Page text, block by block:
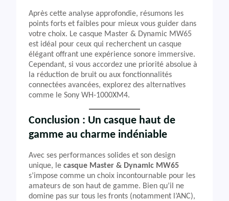
Après cette analyse approfondie, résumons les
points forts et faibles pour mieux vous guider dans
votre choix. Le casque Master & Dynamic MW65
est idéal pour ceux qui recherchent un casque
élégant offrant une expérience sonore immersive.
Cependant, si vous accordez une priorité absolue à
la réduction de bruit ou aux fonctionnalités
connectées avancées, explorez des alternatives
comme le Sony WH-1000XM4.
Conclusion : Un casque haut de
gamme au charme indéniable
Avec ses performances solides et son design
unique, le casque Master & Dynamic MW65
s’impose comme un choix incontournable pour les
amateurs de son haut de gamme. Bien qu’il ne
domine pas sur tous les fronts (notamment l’ANC),